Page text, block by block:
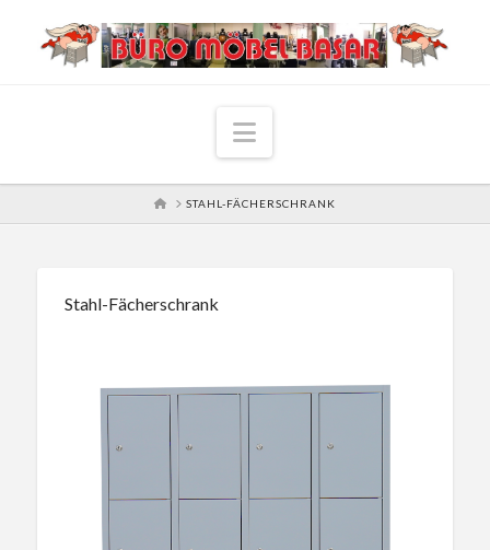
Navigation
HOMESTAHL-FÄCHERSCHRANK
Stahl-Fächerschrank